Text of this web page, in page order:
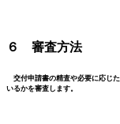
６ 審査方法
交付申請書の精査や必要に応じ
いるかを審査します。